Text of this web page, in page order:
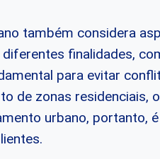
também considera
finalidades,
para evitar
de zonas residenciais,
urbano, portanto,